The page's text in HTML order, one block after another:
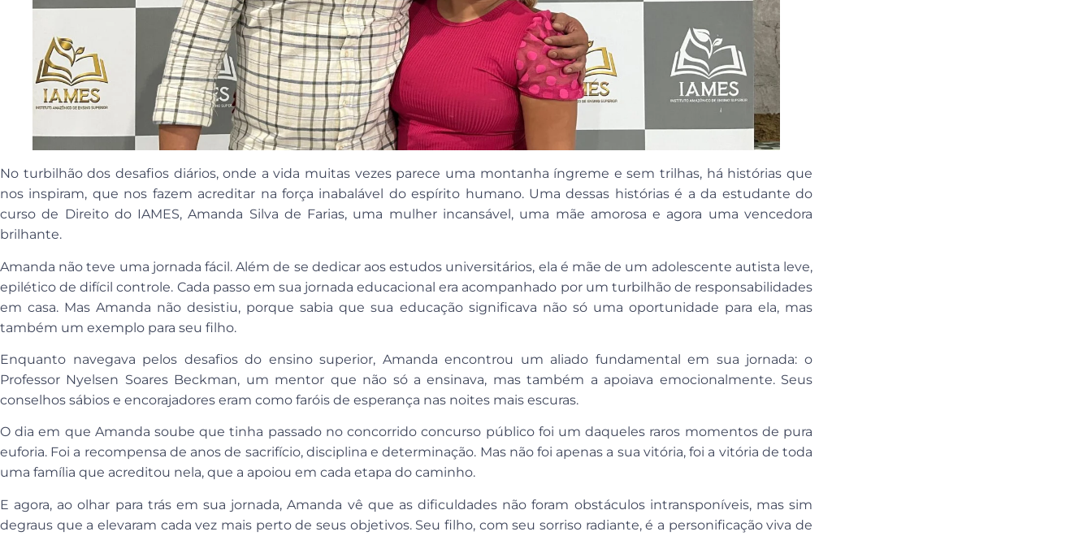
No turbilhão dos desafios diários, onde a vida muitas vezes parece uma montanha íngreme e sem trilhas, há histórias que
nos inspiram, que nos fazem acreditar na força inabalável do espírito humano. Uma dessas histórias é a da estudante do
curso de Direito do IAMES, Amanda Silva de Farias, uma mulher incansável, uma mãe amorosa e agora uma vencedora
brilhante.
Amanda não teve uma jornada fácil. Além de se dedicar aos estudos universitários, ela é mãe de um adolescente autista leve,
epilético de difícil controle. Cada passo em sua jornada educacional era acompanhado por um turbilhão de responsabilidades
em casa. Mas Amanda não desistiu, porque sabia que sua educação significava não só uma oportunidade para ela, mas
também um exemplo para seu filho.
Enquanto navegava pelos desafios do ensino superior, Amanda encontrou um aliado fundamental em sua jornada: o
Professor Nyelsen Soares Beckman, um mentor que não só a ensinava, mas também a apoiava emocionalmente. Seus
conselhos sábios e encorajadores eram como faróis de esperança nas noites mais escuras.
O dia em que Amanda soube que tinha passado no concorrido concurso público foi um daqueles raros momentos de pura
euforia. Foi a recompensa de anos de sacrifício, disciplina e determinação. Mas não foi apenas a sua vitória, foi a vitória de toda
uma família que acreditou nela, que a apoiou em cada etapa do caminho.
E agora, ao olhar para trás em sua jornada, Amanda vê que as dificuldades não foram obstáculos intransponíveis, mas sim
degraus que a elevaram cada vez mais perto de seus objetivos. Seu filho, com seu sorriso radiante, é a personificação viva de